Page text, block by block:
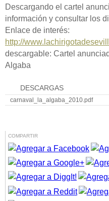
Descargando el cartel
información y consultar los
Enlace de interés:
http://
descargable: Cartel
Algaba
DESCARGAS
carnaval_la_algaba_2010.pdf
COMPARTIR